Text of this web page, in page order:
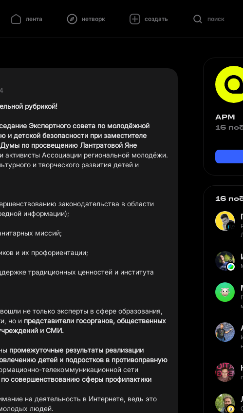
лента нетворк создать поиск
рубрикой!
Экспертного совета по молодёжной
и детской безопасности при заместителе
Думы по просвещению Лантратовой Яне
и творческого развития детей и
законодательства в области
информации);
миссий;
и их профориентации;
традиционных ценностей и института
не только эксперты в сфере образования,
но и представители госорганов, общественных
и СМИ.
промежуточные результаты реализации
детей и подростков в противоправную
телекоммуникационной сети
совершенствованию сферы профилактики
на деятельность в Интернете, ведь это
людей.
АРМ
16
16